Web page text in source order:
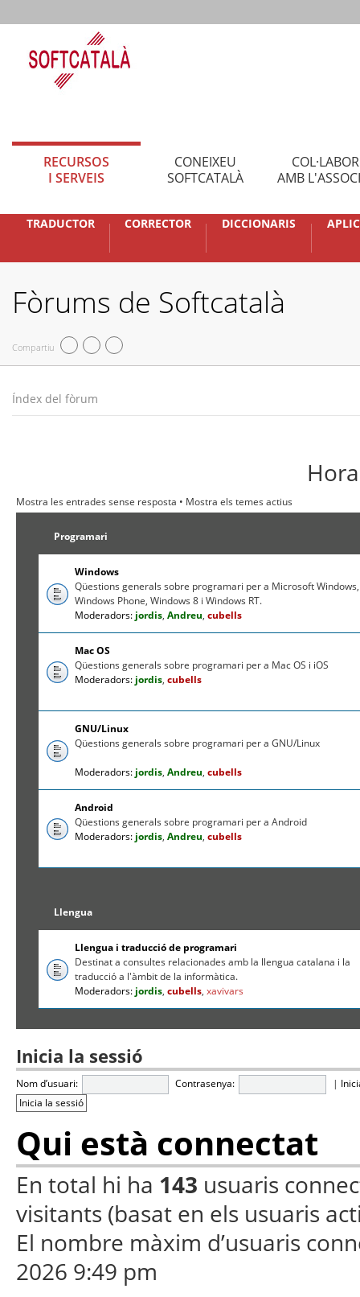
RECURSOS
I SERVEIS
CONEIXEU
SOFTCATALÀ
AMB
TRADUCTOR CORRECTOR DICCIONARIS
Fòrums de Softcatalà
Compartiu
Índex del fòrum
Mostra les entrades sense resposta • Mostra els temes actius
Programari
Windows
Qüestions generals sobre programari per a Microsoft Windows,
Windows Phone, Windows 8 i Windows RT.
Moderadors: jordis,Andreu,cubells
Mac OS
Qüestions generals sobre programari per a Mac OS i iOS
Moderadors: jordis,cubells
GNU/Linux
Qüestions generals sobre programari per a GNU/Linux
Moderadors: jordis,Andreu,cubells
Android
Qüestions generals sobre programari per a Android
Moderadors: jordis,Andreu,cubells
Llengua
Llengua i traducció de programari
Destinat a consultes relacionades amb la llengua catalana i la
traducció a l'àmbit de la informàtica.
Moderadors: jordis,cubells,xavivars
Inicia la sessió
Nom d’usuari: Contrasenya: |
Qui està connectat
En total hi ha 143 usuaris
visitants (basat en els usuaris
El nombre màxim d’usuaris
2026 9:49 pm